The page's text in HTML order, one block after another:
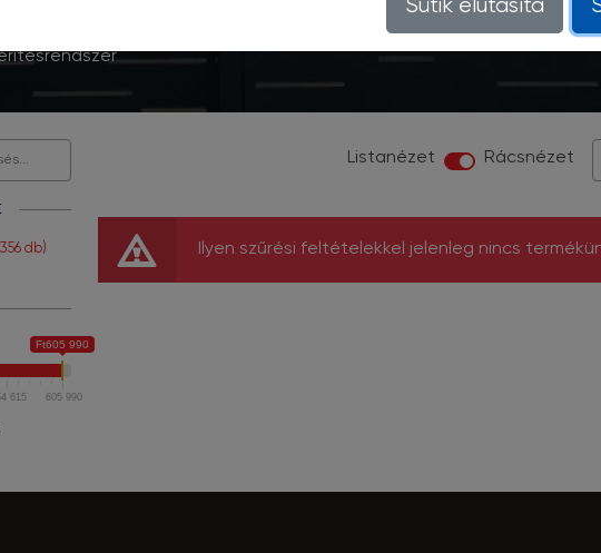
db)
Ft605 990
615 605 990
Listanézet Rácsnézet
Ilyen szűrési feltételekkel jelenleg nincs
Sütik elutasíta